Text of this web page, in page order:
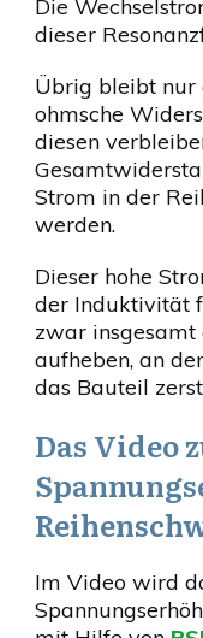
Die
dieser
Übrig bleibt nur
ohmsche
diesen
Strom in der
werden.
Dieser hohe
der Induktivität
zwar insgesamt
aufheben, an
das Bauteil
Das Video
Im Video wird